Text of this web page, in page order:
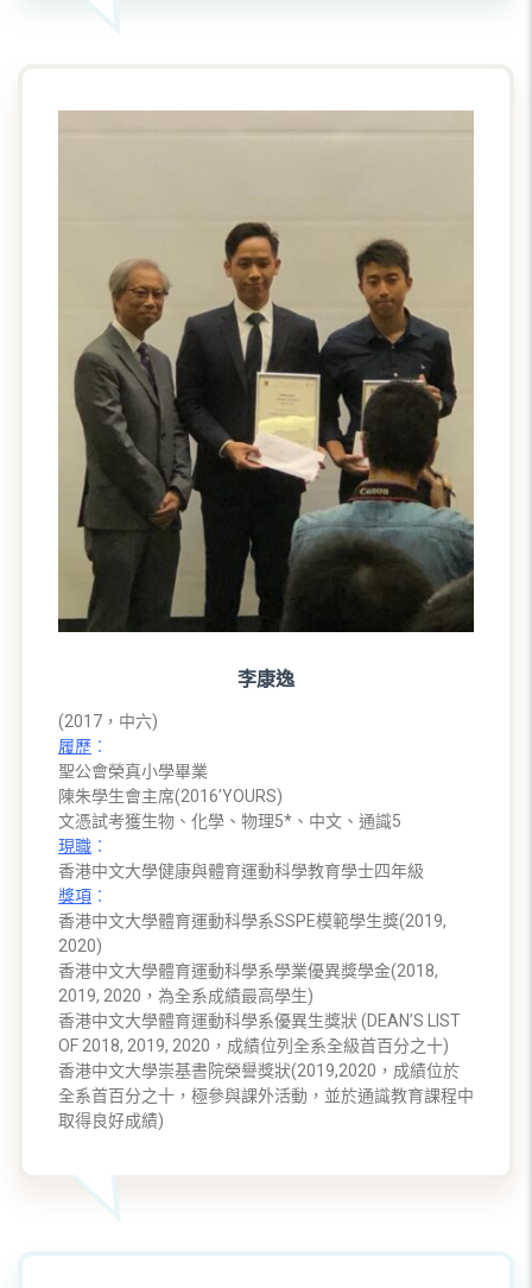
李康逸
(2017，中六)
履歷 ︰
聖公會榮真小學畢業
陳朱學生會主席(2016’YOURS)
文憑試考獲生物、化學、物理5*、中文、通識5
現職 ︰
香港中文大學健康與體育運動科學教育學士四年級
獎項 ︰
香港中文大學體育運動科學系SSPE模範學生獎(2019,
2020)
香港中文大學體育運動科學系學業優異獎學金(2018,
2019, 2020，為全系成績最高學生)
香港中文大學體育運動科學系優異生獎狀 (DEAN’S LIST
OF 2018, 2019, 2020，成績位列全系全級首百分之十)
香港中文大學崇基書院榮譽獎狀(2019,2020，成績位於
全系首百分之十，極參與課外活動，並於通識教育課程中
取得良好成績)